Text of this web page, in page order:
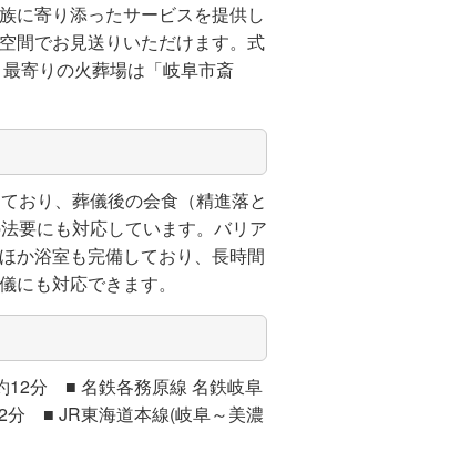
に寄り添ったサービスを提供し
間でお見送りいただけます。式
寄りの火葬場は「岐阜市斎
おり、葬儀後の会食（精進落と
要にも対応しています。バリア
か浴室も完備しており、長時間
も対応できます。
12分 ■ 名鉄各務原線 名鉄岐阜
分 ■ JR東海道本線(岐阜～美濃